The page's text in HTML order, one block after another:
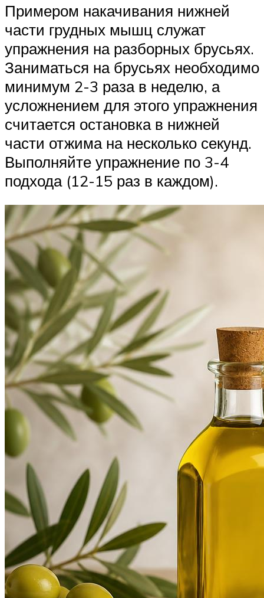
Примером накачивания нижней
части грудных мышц служат
упражнения на разборных брусьях.
Заниматься на брусьях необходимо
минимум 2-3 раза в неделю, а
усложнением для этого упражнения
считается остановка в нижней
части отжима на несколько секунд.
Выполняйте упражнение по 3-4
подхода (12-15 раз в каждом).